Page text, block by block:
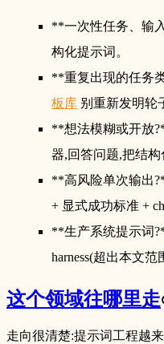
**一次性任务、输
构化提示词。
**重复出现的任务
板库 别重新发明轮
**想法模糊或开放
器,回答问题,把结构
**高风险单次输出
+ 显式成功标准 +
**生产系统提示词
harness(超出本文范
这个领域往哪里走
走向很清楚:提示词工程越